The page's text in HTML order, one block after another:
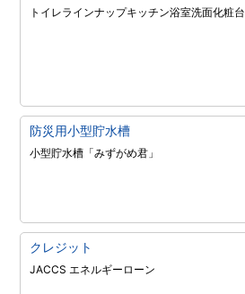
トイレラインナップキッチン浴室洗面化粧台
防災用小型貯水槽
小型貯水槽「みずがめ君」
クレジット
JACCS エネルギーローン